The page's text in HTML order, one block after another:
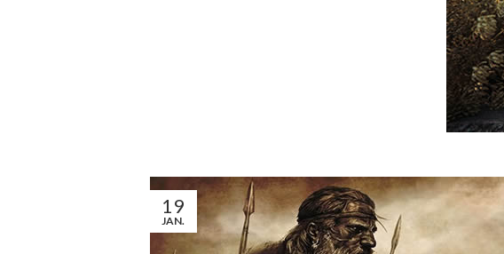
19
JAN.